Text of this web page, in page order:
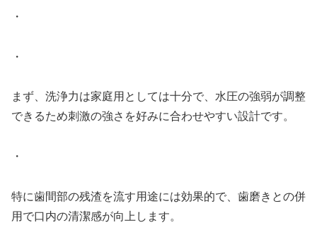
・
・
まず、洗浄力は家庭用としては十分で、水圧の強弱が調整
できるため刺激の強さを好みに合わせやすい設計です。
・
特に歯間部の残渣を流す用途には効果的で、歯磨きとの併
用で口内の清潔感が向上します。